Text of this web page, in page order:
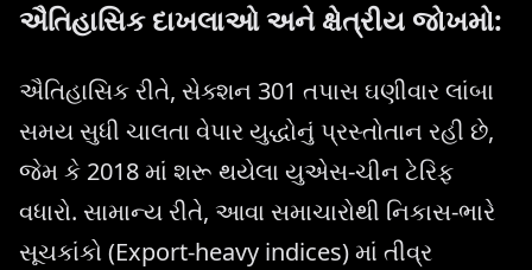
ઐતિહાસિક દાખલાઓ અને ક્ષેત્રીય જોખમો:
ઐતિહાસિક રીતે, સેક્શન 301 તપાસ ઘણીવાર લાંબા
સમય સુધી ચાલતા વેપાર યુદ્ધોનું પ્રસ્તોતાન રહી છે,
જેમ કે 2018 માં શરૂ થયેલા યુએસ-ચીન ટેરિફ
વધારો. સામાન્ય રીતે, આવા સમાચારોથી નિકાસ-ભારે
સૂચકાંકો (Export-heavy indices) માં તીવ્ર